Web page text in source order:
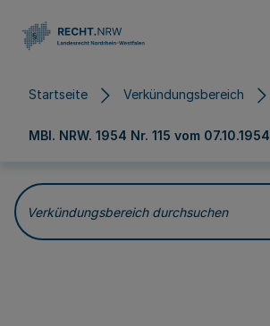
Startseite Verkündungsbereich
MBl. NRW. 1954 Nr. 115 vom 07.10.1954
Verkündungsbereich durchsuchen